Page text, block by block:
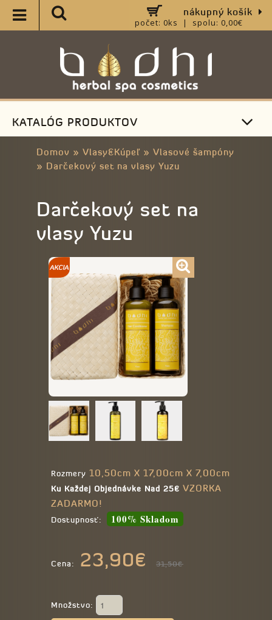
nákupný košík
počet: 0ks | spolu: 0,00€
KATALÓG PRODUKTOV
Domov » Vlasy&Kúpeľ » Vlasové šampóny
» Darčekový set na vlasy Yuzu
Darčekový set na
vlasy Yuzu
Rozmery 10,50cm X 17,00cm X 7,00cm
Ku Každej Objednávke Nad 25€ VZORKA
ZADARMO!
Dostupnosť: 100% Skladom
Cena: 23,90€ 31,50€
Množstvo: